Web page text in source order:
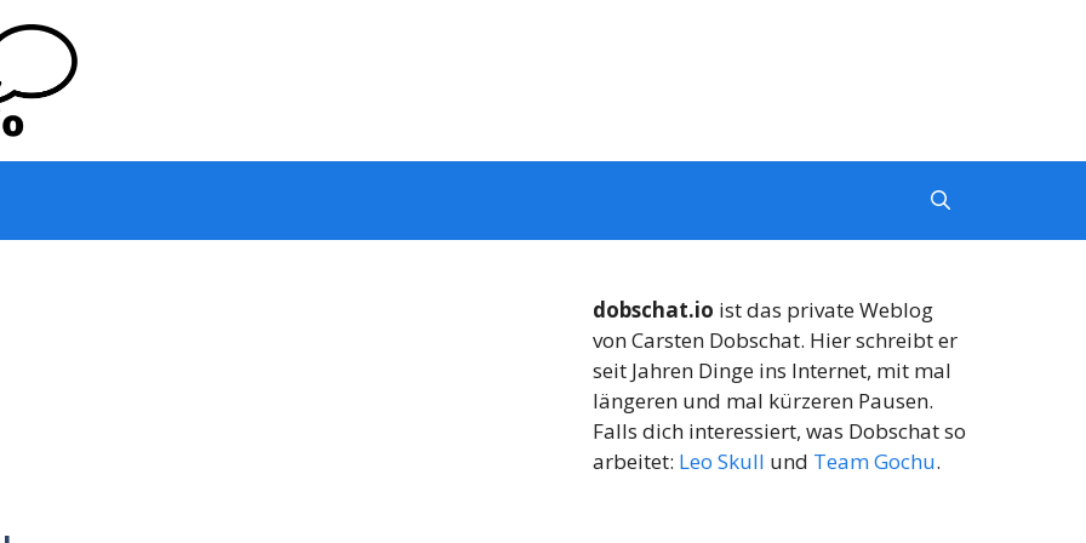
dobschat.io ist das private Weblog
von Carsten Dobschat. Hier schreibt er
seit Jahren Dinge ins Internet, mit mal
längeren und mal kürzeren Pausen.
Falls dich interessiert, was Dobschat so
arbeitet: Leo Skull und Team Gochu.